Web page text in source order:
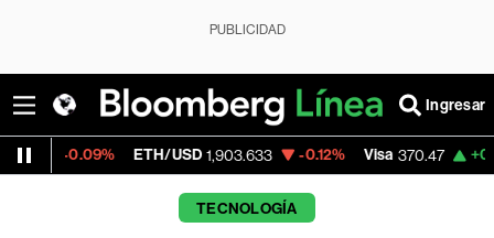
PUBLICIDAD
Ingresar
ETH/USD 1,903.633 -0.12% Visa 370.47 +0.52%
TECNOLOGÍA